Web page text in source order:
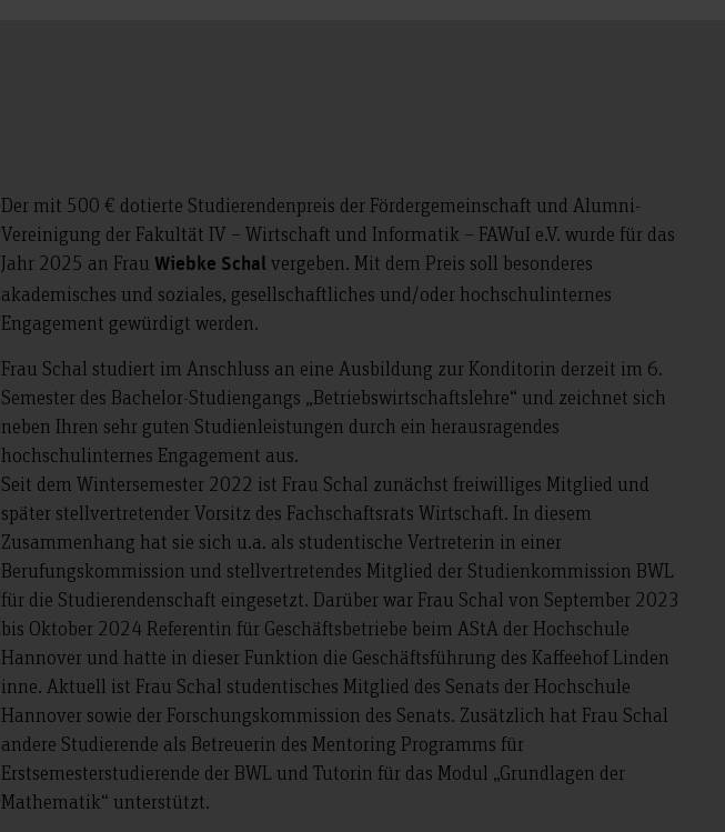
Der mit 500 € dotierte Studierendenpreis der Fördergemeinschaft und Alumni-
Vereinigung der Fakultät IV – Wirtschaft und Informatik – FAWuI e.V. wurde für das
Jahr 2025 an Frau Wiebke Schal vergeben. Mit dem Preis soll besonderes
akademisches und soziales, gesellschaftliches und/oder hochschulinternes
Engagement gewürdigt werden.
Frau Schal studiert im Anschluss an eine Ausbildung zur Konditorin derzeit im 6.
Semester des Bachelor-Studiengangs „Betriebswirtschaftslehre“ und zeichnet sich
neben Ihren sehr guten Studienleistungen durch ein herausragendes
hochschulinternes Engagement aus.
Seit dem Wintersemester 2022 ist Frau Schal zunächst freiwilliges Mitglied und
später stellvertretender Vorsitz des Fachschaftsrats Wirtschaft. In diesem
Zusammenhang hat sie sich u.a. als studentische Vertreterin in einer
Berufungskommission und stellvertretendes Mitglied der Studienkommission BWL
für die Studierendenschaft eingesetzt. Darüber war Frau Schal von September 2023
bis Oktober 2024 Referentin für Geschäftsbetriebe beim AStA der Hochschule
Hannover und hatte in dieser Funktion die Geschäftsführung des Kaffeehof Linden
inne. Aktuell ist Frau Schal studentisches Mitglied des Senats der Hochschule
Hannover sowie der Forschungskommission des Senats. Zusätzlich hat Frau Schal
andere Studierende als Betreuerin des Mentoring Programms für
Erstsemesterstudierende der BWL und Tutorin für das Modul „Grundlagen der
Mathematik“ unterstützt.